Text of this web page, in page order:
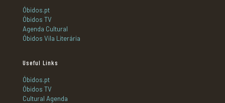
Óbidos.pt
Óbidos TV
Agenda Cultural
Óbidos Vila Literária
Useful Links
Óbidos.pt
Óbidos TV
Cultural Agenda